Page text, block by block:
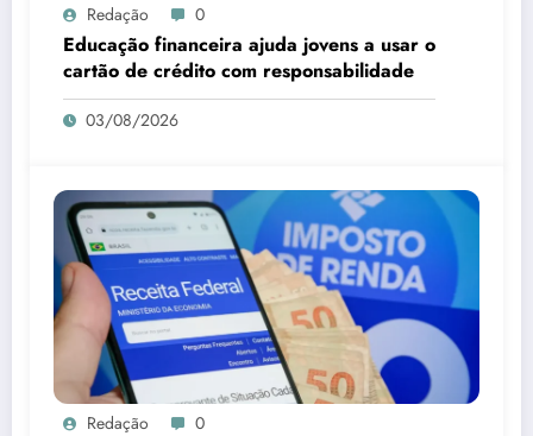
Redação 0
Educação financeira ajuda jovens a usar o
cartão de crédito com responsabilidade
03/08/2026
Redação 0